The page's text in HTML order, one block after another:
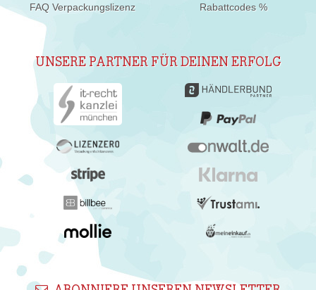
FAQ Verpackungslizenz
Rabattcodes %
UNSERE PARTNER FÜR DEINEN ERFOLG